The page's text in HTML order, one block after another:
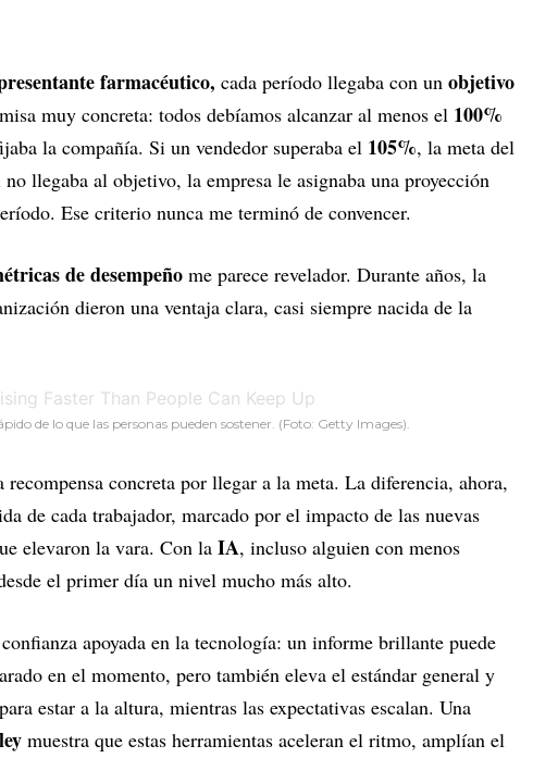
farmacéutico, cada período llegaba con un objetivo
muy concreta: todos debíamos alcanzar al menos el 100%
la compañía. Si un vendedor superaba el 105%, la meta del
llegaba al objetivo, la empresa le asignaba una proyección
Ese criterio nunca me terminó de convencer.
de desempeño me parece revelador. Durante años, la
dieron una ventaja clara, casi siempre nacida de la
de lo que las personas pueden sostener. (Foto: Getty Images).
concreta por llegar a la meta. La diferencia, ahora,
de cada trabajador, marcado por el impacto de las nuevas
elevaron la vara. Con la IA, incluso alguien con menos
el primer día un nivel mucho más alto.
apoyada en la tecnología: un informe brillante puede
en el momento, pero también eleva el estándar general y
estar a la altura, mientras las expectativas escalan. Una
muestra que estas herramientas aceleran el ritmo, amplían el